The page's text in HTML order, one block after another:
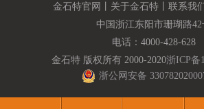
金石特官网 关于金石特 联系我
中国浙江东阳市珊瑚路42
电话： 4000-428-628
金石特 版权所有 2000-2020浙ICP备
浙公网安备